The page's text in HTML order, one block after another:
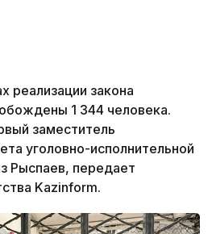
реализации закона
1 344 человека.
заместитель
уголовно-исполнительной
Рыспаев, передает
Kazinform.